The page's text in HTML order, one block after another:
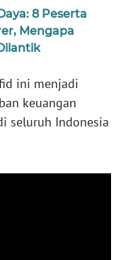
8 Peserta
Mengapa
ini menjadi
keuangan
seluruh Indonesia